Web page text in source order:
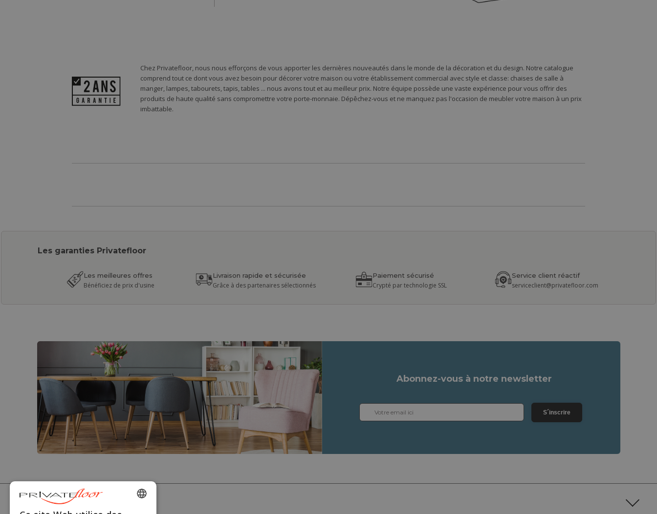
Chez Privatefloor, nous nous efforçons de vous apporter les dernières nouveautés dans le monde de la décoration et du design. Notre catalogue
comprend tout ce dont vous avez besoin pour décorer votre maison ou votre établissement commercial avec style et classe: chaises de salle à
manger, lampes, tabourets, tapis, tables ... nous avons tout et au meilleur prix. Notre équipe possède une vaste expérience pour vous offrir des
produits de haute qualité sans compromettre votre porte-monnaie. Dépêchez-vous et ne manquez pas l'occasion de meubler votre maison à un prix
imbattable.
Les garanties Privatefloor
Les meilleures offres
Bénéficiez de prix d'usine
Livraison rapide et sécurisée
Grâce à des partenaires sélectionnés
Paiement sécurisé
Crypté par technologie SSL
Service client réactif
serviceclient@privatefloor.com
Abonnez-vous à notre newsletter
S´inscrire
PRIVATEFLOOR
ENGLISH